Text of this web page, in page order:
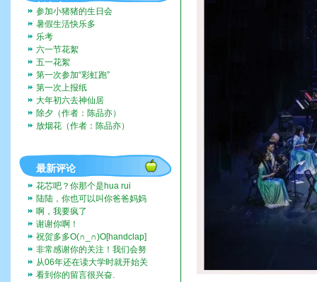
新文章
参加小猪猪的生日会
暑假生活快乐多
乐考
六一节花絮
五一花絮
第一次参加“彩虹跑”
第一次上报纸
大年初六去神仙居
除夕（作者：陈品亦）
放烟花（作者：陈品亦）
最新评论
花芯吧？你那个是hua rui
陆陆，你也可以叫你爸爸妈妈
带你去啊。挺好玩的。
啊，我要疯了
谢谢你啊！
祝贺多多O(∩_∩)O[handclap]
[flo...
非常感谢你的关注！我们会努
力一直记录下去的。我们也...
从06年还在读大学时就开始关
注这个博客，而现在我也...
看到你的留言很兴奋.